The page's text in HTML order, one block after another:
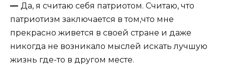
— Да, я считаю себя патриотом. Считаю, что
патриотизм заключается в том,что мне
прекрасно живется в своей стране и даже
никогда не возникало мыслей искать лучшую
жизнь где-то в другом месте.